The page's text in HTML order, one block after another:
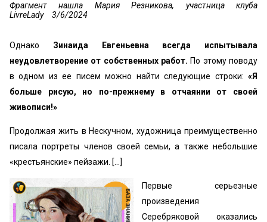
Фрагмент нашла Мария Резникова, участница клуба
LivreLady
3/6/2024
Однако Зинаида Евгеньевна всегда испытывала
неудовлетворение от собственных работ. По этому поводу
в одном из ее писем можно найти следующие строки: «Я
больше рисую, но по-прежнему в отчаянии от своей
живописи!»
Продолжая жить в Нескучном, художница преимущественно
писала портреты членов своей семьи, а также небольшие
«крестьянские» пейзажи. [...]
Первые серьезные
произведения
Серебряковой оказались